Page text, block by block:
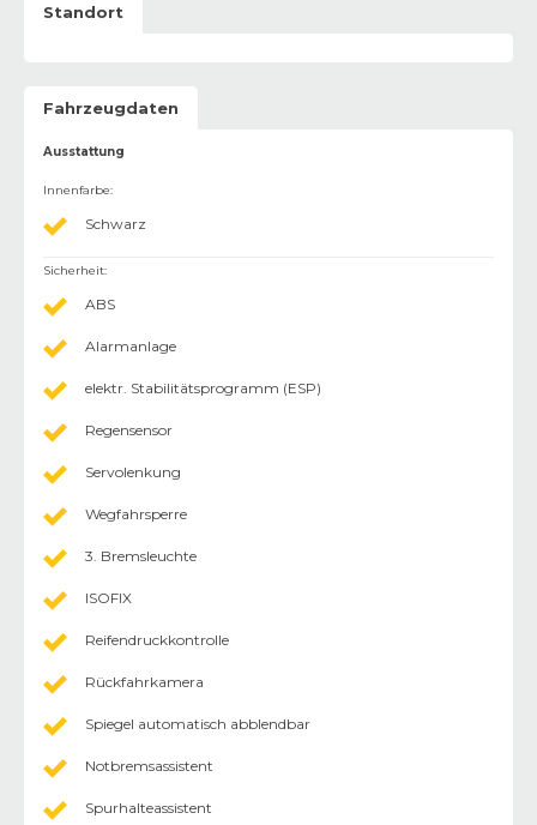
Standort
Fahrzeugdaten
Ausstattung
Innenfarbe:
Schwarz
Sicherheit:
ABS
Alarmanlage
elektr. Stabilitätsprogramm (ESP)
Regensensor
Servolenkung
Wegfahrsperre
3. Bremsleuchte
ISOFIX
Reifendruckkontrolle
Rückfahrkamera
Spiegel automatisch abblendbar
Notbremsassistent
Spurhalteassistent